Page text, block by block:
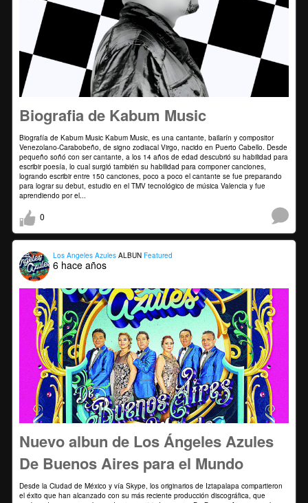
Biografia de Kabum Music
Biografía de Kabum Music Kabum Music, es una cantante, bailarín y compositor
Venezolano-Carabobeño, de signo zodiacal Virgo, nacido en Puerto Cabello. Desde
pequeño soñó con ser cantante, a los 14 años de edad descubrió su habilidad para
escribir poesía, lo cual surgió también su habilidad para componer canciones,
logrando escribir entre 150 canciones, poco a poco el cantante se fue preparando
para lograr su debut, estudio en el TMV tecnológico de música Valencia y fue
aprendiendo por el...
0
Los Angeles Azules ALBUN Featured
6 hace años
Nuevo albun de Los Ángeles Azules
De Buenos Aires para el Mundo
Desde la Ciudad de México y vía Skype, los originarios de Iztapalapa compartieron
el éxito que han alcanzado con su más reciente producción discográfica, que